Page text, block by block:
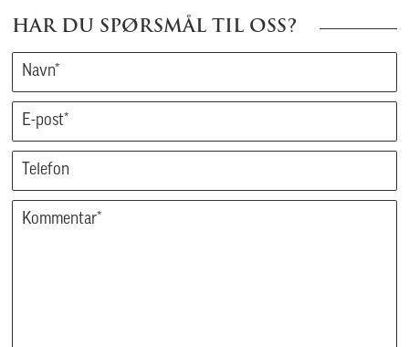
HAR DU SPØRSMÅL TIL OSS?